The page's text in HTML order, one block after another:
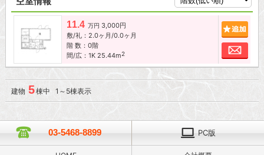
11.4 万円 3,000円
敷/礼：2.0ヶ月/0.0ヶ月
階 数：0階
間/広：1K 25.44m2
お
建物 5棟中 1～5棟表示
03-5468-8899 PC版